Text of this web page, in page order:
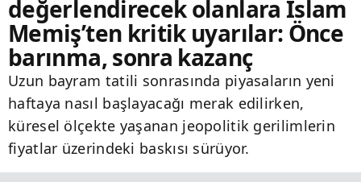
değerlendirecek olanlara İslam
Memiş’ten kritik uyarılar: Önce
barınma, sonra kazanç
Uzun bayram tatili sonrasında piyasaların yeni
haftaya nasıl başlayacağı merak edilirken,
küresel ölçekte yaşanan jeopolitik gerilimlerin
fiyatlar üzerindeki baskısı sürüyor.